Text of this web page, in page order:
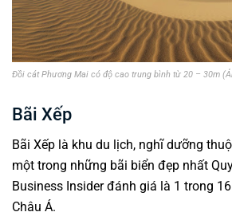
Đồi cát Phương Mai có độ cao trung bình từ 20 – 30m
Bãi Xếp
Bãi Xếp là khu du lịch, nghĩ dưỡng
một trong những bãi biển đẹp nhất
Business Insider đánh giá là 1 trong
Châu Á.